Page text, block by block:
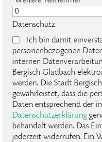
Datenschutz
Ich bin damit
personenbezogenen
internen
Bergisch Gladbach
werden. Die Stadt
gewährleistet, dass die
Daten entsprechend der
Datenschutzerklärung
behandelt werden. Das
jederzeit widerrufen. Ein